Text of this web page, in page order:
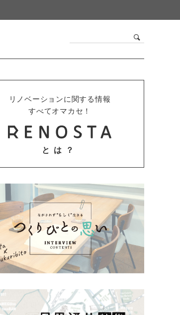
リノベーションに関する情報
すべてオマカセ！
とは？